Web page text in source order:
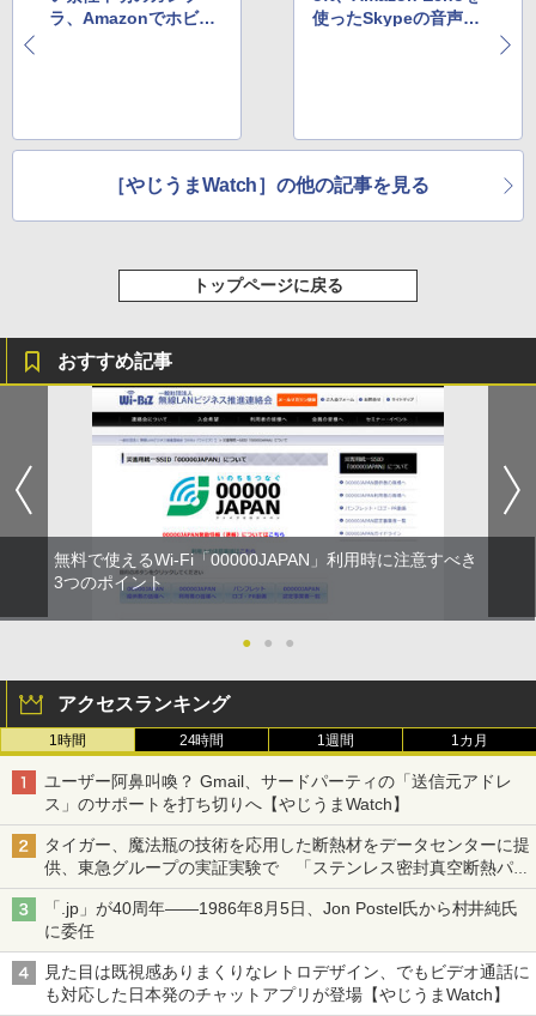
ラ、Amazonでホビー
使ったSkypeの音声通
［やじうまWatch］の他の記事を見る
トップページに戻る
おすすめ記事
無料で使えるWi-Fi「00000JAPAN」利用時に注意すべき
3つのポイント
● ● ●
アクセスランキング
1時間 24時間 1週間 1カ月
ユーザー阿鼻叫喚？ Gmail、サードパーティの「送信元アドレ
ス」のサポートを打ち切りへ【やじうまWatch】
タイガー、魔法瓶の技術を応用した断熱材をデータセンターに提
供、東急グループの実証実験で 「ステンレス密封真空断熱パネ
ル TIVIP」
「.jp」が40周年――1986年8月5日、Jon Postel氏から村井純氏
に委任
見た目は既視感ありまくりなレトロデザイン、でもビデオ通話に
も対応した日本発のチャットアプリが登場【やじうまWatch】